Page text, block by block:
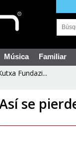
Música Familiar
Fundazi...
se